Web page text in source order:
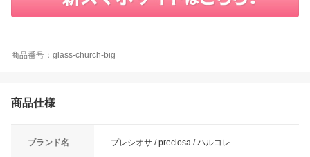
商品番号：glass-church-big
商品仕様
ブランド名 プレシオサ / preciosa / ハルコレ